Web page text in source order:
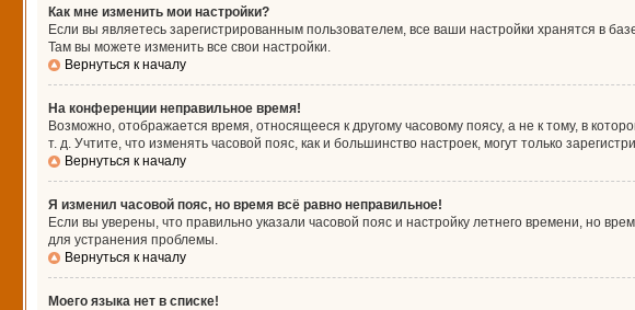
Как мне изменить мои настройки?
Если вы являетесь зарегистрированным пользователем, все ваши настройки хранятся в
Там вы можете изменить все свои настройки.
Вернуться к началу
На конференции неправильное время!
Возможно, отображается время, относящееся к другому часовому поясу, а не к тому, в
т. д. Учтите, что изменять часовой пояс, как и большинство настроек, могут только
Вернуться к началу
Я изменил часовой пояс, но время всё равно неправильное!
Если вы уверены, что правильно указали часовой пояс и настройку летнего времени, но
для устранения проблемы.
Вернуться к началу
Моего языка нет в списке!